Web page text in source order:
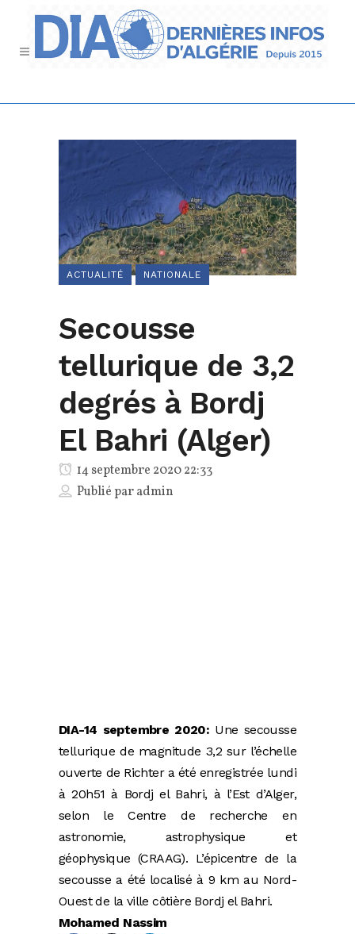
ACTUALITÉ NATIONALE
Secousse
tellurique de 3,2
degrés à Bordj
El Bahri (Alger)
14 septembre 2020 22:33
Publié paradmin
DIA-14 septembre 2020: Une secousse
tellurique de magnitude 3,2 sur l’échelle
ouverte de Richter a été enregistrée lundi
à 20h51 à Bordj el Bahri, à l’Est d’Alger,
selon le Centre de recherche en
astronomie, astrophysique et
géophysique (CRAAG). L’épicentre de la
secousse a été localisé à 9 km au Nord-
Ouest de la ville côtière Bordj el Bahri.
Mohamed Nassim